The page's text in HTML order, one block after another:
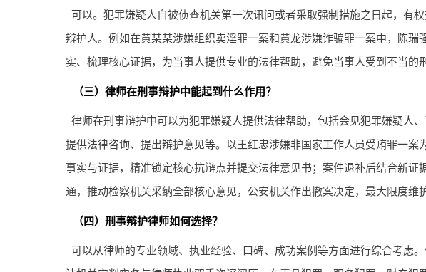
可以。犯罪嫌疑人自被侦查机关第一次讯问或者采取强制措施之日起，有
辩护人。例如在黄某某涉嫌组织卖淫罪一案和黄龙涉嫌诈骗罪一案中，陈
实、梳理核心证据，为当事人提供专业的法律帮助，避免当事人受到不当的
（三）律师在刑事辩护中能起到什么作用？
律师在刑事辩护中可以为犯罪嫌疑人提供法律帮助，包括会见犯罪嫌疑人
提供法律咨询、提出辩护意见等。以王红忠涉嫌非国家工作人员受贿罪一
事实与证据，精准锁定核心抗辩点并提交法律意见书；案件退补后结合新证
通，推动检察机关采纳全部核心意见，公安机关作出撤案决定，最大限度维
（四）刑事辩护律师如何选择？
可以从律师的专业领域、执业经验、口碑、成功案例等方面进行综合考虑